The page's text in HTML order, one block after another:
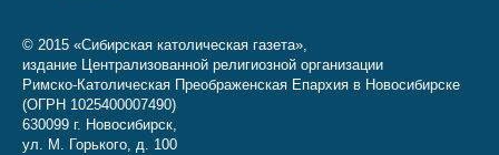
© 2015 «Сибирская католическая газета»,
издание Централизованной религиозной организации
Римско-Католическая Преображенская Епархия в Новосибирске
(ОГРН 1025400007490)
630099 г. Новосибирск,
ул. М. Горького, д. 100